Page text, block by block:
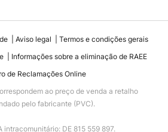
Aviso legal
Termos e condições gerais
Informações sobre a eliminação de RAEE
de Reclamações Online
ao preço de venda a retalho
pelo fabricante (PVC).
intracomunitário: DE 815 559 897.